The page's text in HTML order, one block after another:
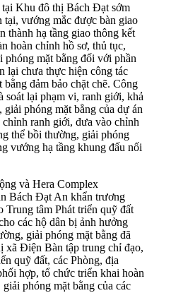
Khu đô thị Bách Đạt sớm
tại, vướng mắc được bàn giao
thành hạ tầng giao thông kết
hoàn chỉnh hồ sơ, thủ tục,
mặt bằng đối với phần
lại chưa thực hiện công tác
đảm bảo chặt chẽ. Công
lại phạm vi, ranh giới, khả
phóng mặt bằng của dự án
ranh giới, đưa vào chỉnh
thể bồi thường, giải phóng
vướng hạ tầng khung đấu nối
và Hera Complex
Bách Đạt An khẩn trương
Trung tâm Phát triển quỹ đất
các hộ dân bị ảnh hưởng
giải phóng mặt bằng đã
Điện Bàn tập trung chỉ đạo,
quỹ đất, các Phòng, địa
hợp, tổ chức triển khai hoàn
phóng mặt bằng của các